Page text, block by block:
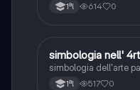
1ªl 614 0
SStoria dell'arte
simbologia nell'
simbologia dell'arte
1ªl 517 0